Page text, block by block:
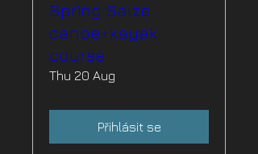
Spring Salze
canoe+kayak
course
Thu 20 Aug
Přihlásit se